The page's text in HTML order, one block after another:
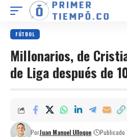
FÚTBOL
Millonarios, de
de Liga después de
PorJuan Manuel Ulloque Publicado